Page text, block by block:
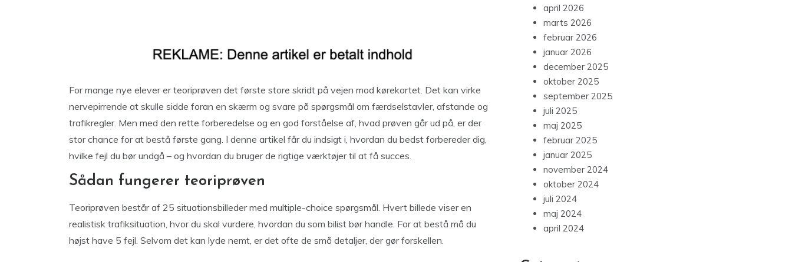
For mange nye elever er teoriprøven det første store skridt på vejen mod kørekortet. Det kan virke
nervepirrende at skulle sidde foran en skærm og svare på spørgsmål om færdselstavler, afstande og
trafikregler. Men med den rette forberedelse og en god forståelse af, hvad prøven går ud på, er der
stor chance for at bestå første gang. I denne artikel får du indsigt i, hvordan du bedst forbereder dig,
hvilke fejl du bør undgå – og hvordan du bruger de rigtige værktøjer til at få succes.
Sådan fungerer teoriprøven
Teoriprøven består af 25 situationsbilleder med multiple-choice spørgsmål. Hvert billede viser en
realistisk trafiksituation, hvor du skal vurdere, hvordan du som bilist bør handle. For at bestå må du
højst have 5 fejl. Selvom det kan lyde nemt, er det ofte de små detaljer, der gør forskellen.
april 2026
marts 2026
februar 2026
januar 2026
december 2025
oktober 2025
september 2025
juli 2025
maj 2025
februar 2025
januar 2025
november 2024
oktober 2024
juli 2024
maj 2024
april 2024